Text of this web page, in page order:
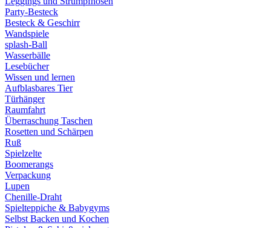
Party-Besteck
Besteck & Geschirr
Wandspiele
splash-Ball
Wasserbälle
Lesebücher
Wissen und lernen
Aufblasbares Tier
Türhänger
Raumfahrt
Überraschung Taschen
Rosetten und Schärpen
Ruß
Spielzelte
Boomerangs
Verpackung
Lupen
Chenille-Draht
Spielteppiche & Babygyms
Selbst Backen und Kochen